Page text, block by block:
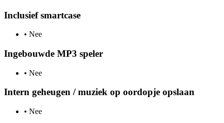
Inclusief smartcase
• Nee
Ingebouwde MP3 speler
• Nee
Intern geheugen / muziek op oordopje opslaan
• Nee